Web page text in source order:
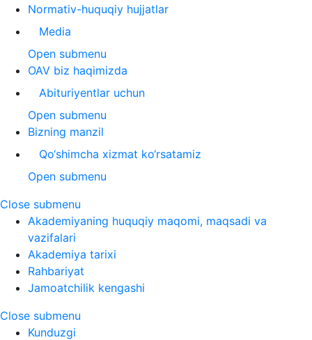
Normativ-huquqiy hujjatlar
Media
Open submenu
OAV biz haqimizda
Abituriyentlar uchun
Open submenu
Bizning manzil
Qo‘shimcha xizmat ko‘rsatamiz
Open submenu
Close submenu
Akademiyaning huquqiy maqomi, maqsadi va
vazifalari
Akademiya tarixi
Rahbariyat
Jamoatchilik kengashi
Close submenu
Kunduzgi